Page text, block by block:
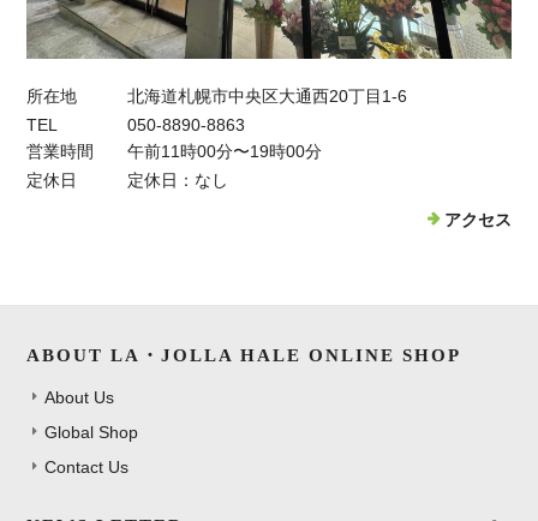
所在地
北海道札幌市中央区大通西20丁目1-6
TEL
050-8890-8863
営業時間
午前11時00分〜19時00分
定休日
定休日：なし
アクセス
ABOUT LA・JOLLA HALE ONLINE SHOP
About Us
Global Shop
Contact Us